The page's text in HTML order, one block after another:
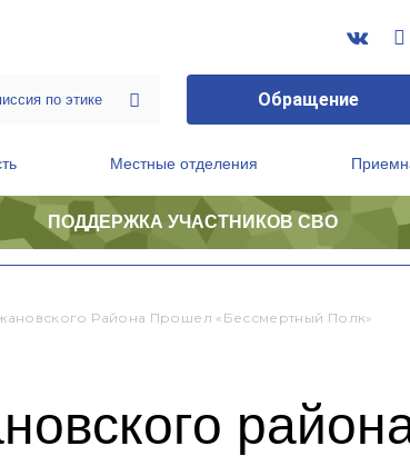
Обращение
Местные отделения
ПОДДЕРЖКА УЧАСТНИКОВ СВО
Района Прошел «Бессмертный Полк»